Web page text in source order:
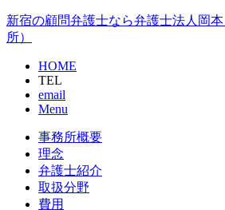
新宿の顧問弁護士なら弁護士法人岡
所）
HOME
TEL
email
Menu
事務所概要
理念
弁護士紹介
取扱分野
費用